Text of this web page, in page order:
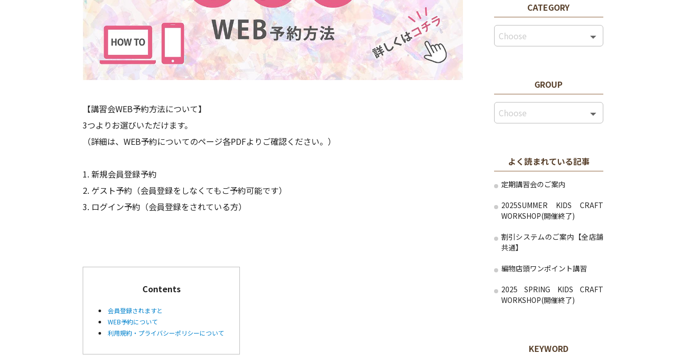
【講習会WEB予約方法について】
3つよりお選びいただけます。
（詳細は、WEB予約についてのページ各PDFよりご確認ください。）
1. 新規会員登録予約
2. ゲスト予約（会員登録をしなくてもご予約可能です）
3. ログイン予約（会員登録をされている方）
Contents
会員登録されますと
WEB予約について
利用規約・プライバシーポリシーについて
CATEGORY
GROUP
よく読まれている記事
定期講習会のご案内
2025SUMMER KIDS CRAFT
WORKSHOP(開催終了)
割引システムのご案内【全店舗
共通】
編物店頭ワンポイント講習
2025 SPRING KIDS CRAFT
WORKSHOP(開催終了)
KEYWORD